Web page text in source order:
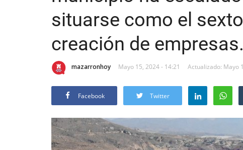
situarse como el
creación de empresas.
mazarronhoy Mayo 15, 2024 - 14:21 Actualizado: Mayo
Facebook Twitter